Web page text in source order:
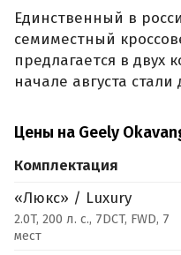
Единственный в
семиместный
предлагается в двух
начале августа
Цены на Geely
Комплектация
«Люкс» / Luxury
2.0T, 200 л. с., 7DCT, FWD, 7
мест